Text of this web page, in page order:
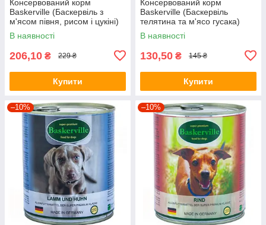
Консервований корм
Baskerville (Баскервіль з
м'ясом півня, рисом і цукіні)
800г.
В наявності
206,10 ₴ 229 ₴
Купити
Консервований корм
Baskerville (Баскервіль
телятина та м'ясо гусака)
400г.
В наявності
130,50 ₴ 145 ₴
Купити
–10% –10%